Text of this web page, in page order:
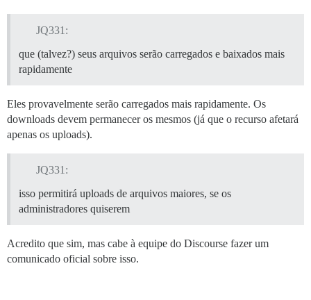
JQ331:
que (talvez?) seus arquivos serão carregados e baixados mais
rapidamente
Eles provavelmente serão carregados mais rapidamente. Os
downloads devem permanecer os mesmos (já que o recurso afetará
apenas os uploads).
JQ331:
isso permitirá uploads de arquivos maiores, se os
administradores quiserem
Acredito que sim, mas cabe à equipe do Discourse fazer um
comunicado oficial sobre isso.